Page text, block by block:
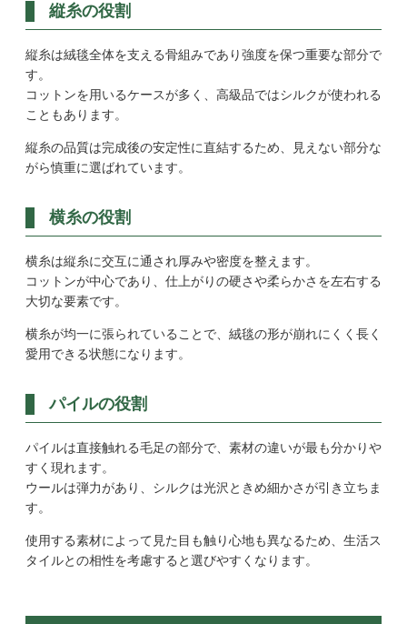
縦糸の役割
縦糸は絨毯全体を支える骨組みであり強度を保つ重要な部分で
す。
コットンを用いるケースが多く、高級品ではシルクが使われる
こともあります。
縦糸の品質は完成後の安定性に直結するため、見えない部分な
がら慎重に選ばれています。
横糸の役割
横糸は縦糸に交互に通され厚みや密度を整えます。
コットンが中心であり、仕上がりの硬さや柔らかさを左右する
大切な要素です。
横糸が均一に張られていることで、絨毯の形が崩れにくく長く
愛用できる状態になります。
パイルの役割
パイルは直接触れる毛足の部分で、素材の違いが最も分かりや
すく現れます。
ウールは弾力があり、シルクは光沢ときめ細かさが引き立ちま
す。
使用する素材によって見た目も触り心地も異なるため、生活ス
タイルとの相性を考慮すると選びやすくなります。